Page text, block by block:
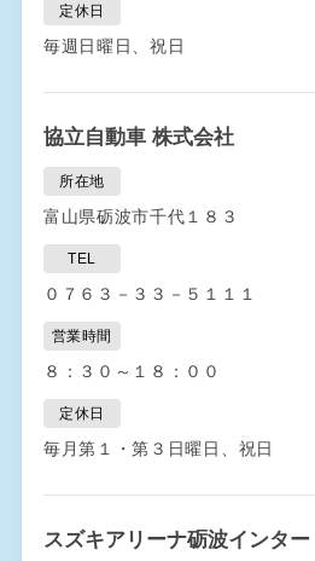
定休日
毎週日曜日、祝日
協立自動車 株式会社
所在地
富山県砺波市千代１８３
TEL
０７６３－３３－５１１１
営業時間
８：３０～１８：００
定休日
毎月第１・第３日曜日、祝日
スズキアリーナ砺波インター